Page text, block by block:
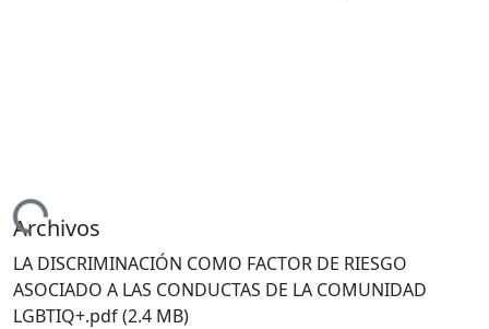
Archivos
LA DISCRIMINACIÓN COMO FACTOR DE RIESGO
ASOCIADO A LAS CONDUCTAS DE LA COMUNIDAD
LGBTIQ+.pdf(2.4 MB)